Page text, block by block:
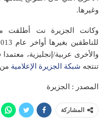
وغيرها.
وكانت الجزيرة نت أطلقت
والأخرى عربية/إنجليزية،
تنتجه شبكة الجزيرة الإعلامية
المصدر : الجزيرة
المشاركة